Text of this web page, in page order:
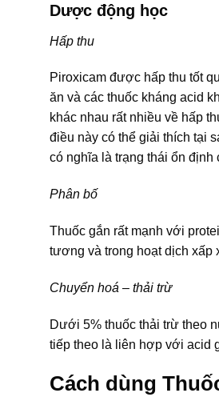
Dược động học
Hấp thu
Piroxicam được hấp thu tốt
ăn và các thuốc kháng acid
khác nhau rất nhiều về hấp
điều này có thể giải thích tại
có nghĩa là trạng thái ổn
Phân bố
Thuốc gắn rất mạnh với
tương và trong hoạt dịch xấp
Chuyển hoá – thải trừ
Dưới 5% thuốc thải trừ theo
tiếp theo là liên hợp với acid
Cách dùng